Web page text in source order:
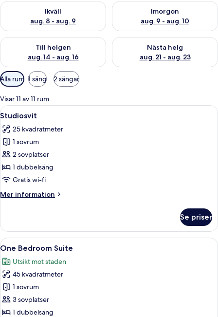
Ikväll
aug. 8 - aug. 9
Kontrollera tillgängligheten för ikväll aug. 8 - aug. 9
Imorgon
aug. 9 - aug. 10
Kontrollera tillgängligheten
Till helgen
aug. 14 - aug. 16
Kontrollera tillgängligheten för den här helgen aug. 14 - aug.
Nästa helg
aug. 21 - aug. 23
Kontrollera tillgängligheten
Tillgängliga
filter
för
rum
Alla rum 1 säng 2 sängar
Visar 11 av 11 rum
Öppna
alla
foton
för
Studiosvit
Ett modernt hotellrum med en stor
6
Studiosvit
25 kvadratmeter
1 sovrum
2 sovplatser
1 dubbelsäng
Gratis wi-fi
Mer information
Mer
Se priser
Öppna
alla
foton
för
One
Bedroom
Suite
Ett modernt vardagsrum med en
13
One Bedroom Suite
Utsikt mot staden
45 kvadratmeter
1 sovrum
3 sovplatser
1 dubbelsäng